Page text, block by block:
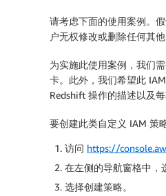
请考虑下面的使用案例。
户无权修改或删除任何其
为实施此使用案例，我们
卡。此外，我们希望此
Redshift 操作的描述以及
要创建此类自定义 IAM 策
访问 https://
在左侧的导航窗格中，
选择创建策略。